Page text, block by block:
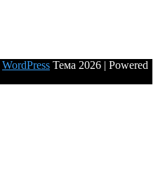
WordPress Тема 2026 | Powered